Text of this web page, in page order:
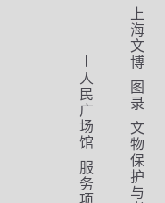
人
民
广
场
馆
服
务
项
上
海
文
博
图
录
文
物
保
护
与